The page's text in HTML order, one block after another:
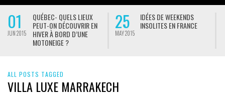
01
JUN 2015
QUÉBEC- QUELS LIEUX
PEUT-ON DÉCOUVRIR EN
HIVER À BORD D’UNE
MOTONEIGE ?
25
MAY 2015
IDÉES DE WEEKENDS
INSOLITES EN FRANCE
ALL POSTS TAGGED
VILLA LUXE MARRAKECH